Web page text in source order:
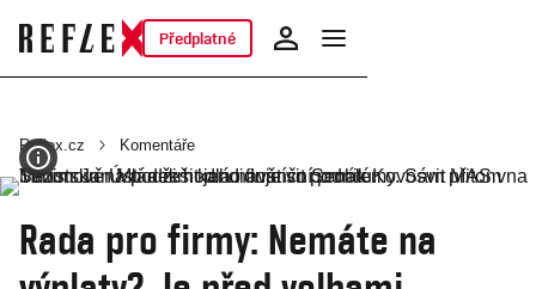
Předplatné
Reflex.cz Komentáře
Rada pro firmy: Nemáte na